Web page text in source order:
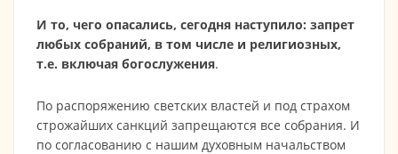
И то, чего опасались, сегодня наступило: запрет
любых собраний, в том числе и религиозных,
т.е. включая богослужения.
По распоряжению светских властей и под страхом
строжайших санкций запрещаются все собрания. И
по согласованию с нашим духовным начальством